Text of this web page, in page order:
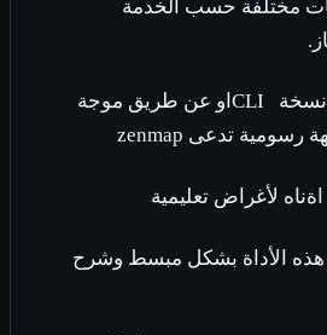
مختلفة حسب الخدمة
نسخة CLIاو عن طريق موجة
رسومية تدعى zenmap
لأغراض تعليمية
الأداة بشكل مبسط وشرح